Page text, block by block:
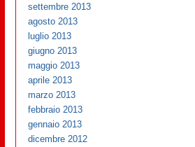
settembre 2013
agosto 2013
luglio 2013
giugno 2013
maggio 2013
aprile 2013
marzo 2013
febbraio 2013
gennaio 2013
dicembre 2012